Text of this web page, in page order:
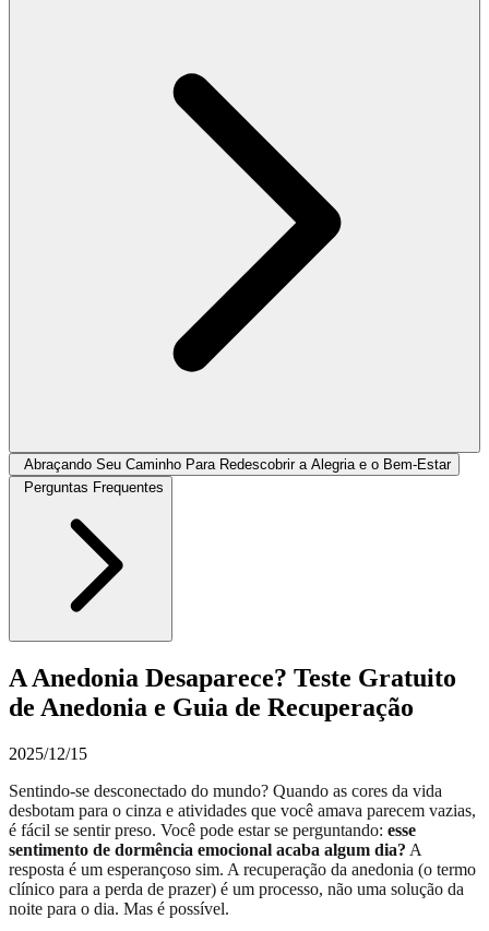
Abraçando Seu Caminho Para Redescobrir a Alegria e o Bem-Estar
Perguntas Frequentes
A Anedonia Desaparece? Teste Gratuito
de Anedonia e Guia de Recuperação
2025/12/15
Sentindo-se desconectado do mundo? Quando as cores da vida
desbotam para o cinza e atividades que você amava parecem vazias,
é fácil se sentir preso. Você pode estar se perguntando: esse
sentimento de dormência emocional acaba algum dia? A
resposta é um esperançoso sim. A recuperação da anedonia (o termo
clínico para a perda de prazer) é um processo, não uma solução da
noite para o dia. Mas é possível.